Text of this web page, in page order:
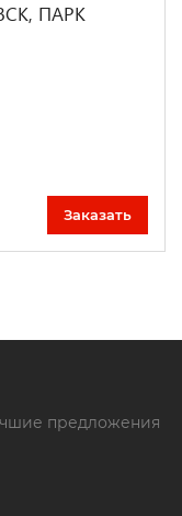
ПАРК
Заказать
предложения